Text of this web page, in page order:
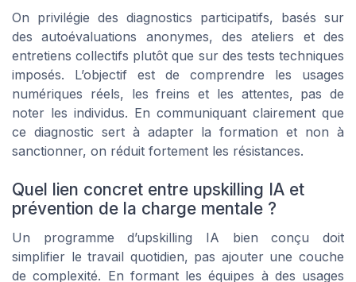
On privilégie des diagnostics participatifs, basés sur
des autoévaluations anonymes, des ateliers et des
entretiens collectifs plutôt que sur des tests techniques
imposés. L’objectif est de comprendre les usages
numériques réels, les freins et les attentes, pas de
noter les individus. En communiquant clairement que
ce diagnostic sert à adapter la formation et non à
sanctionner, on réduit fortement les résistances.
Quel lien concret entre upskilling IA et
prévention de la charge mentale ?
Un programme d’upskilling IA bien conçu doit
simplifier le travail quotidien, pas ajouter une couche
de complexité. En formant les équipes à des usages